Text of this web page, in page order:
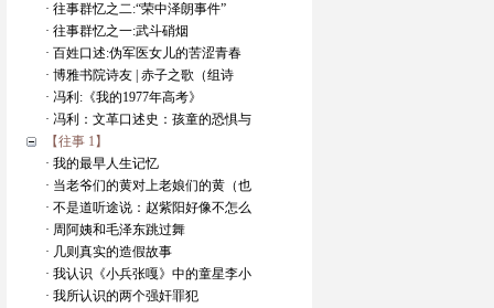
· 往事群忆之二:“荣中泽朗事件”
· 往事群忆之一:武斗硝烟
· 百姓口述:伪军医女儿的苦涩青春
· 博雅书院诗友 | 赤子之歌（组诗
· 冯利:《我的1977年高考》
· 冯利：文革口述史：孩童的恐惧与
【往事 1】
· 我的最早人生记忆
· 当老爷们的黄对上老娘们的黄（也
· 不是道听途说：赵紫阳好像不怎么
· 周阿姨和毛泽东跳过舞
· 几则真实的造假故事
· 我认识《小兵张嘎》中的童星李小
· 我所认识的两个强奸罪犯